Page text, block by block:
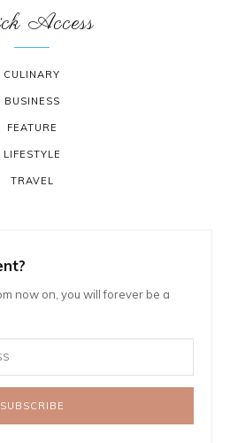
Access
CULINARY
BUSINESS
FEATURE
LIFESTYLE
TRAVEL
now on, you will forever be a
SUBSCRIBE